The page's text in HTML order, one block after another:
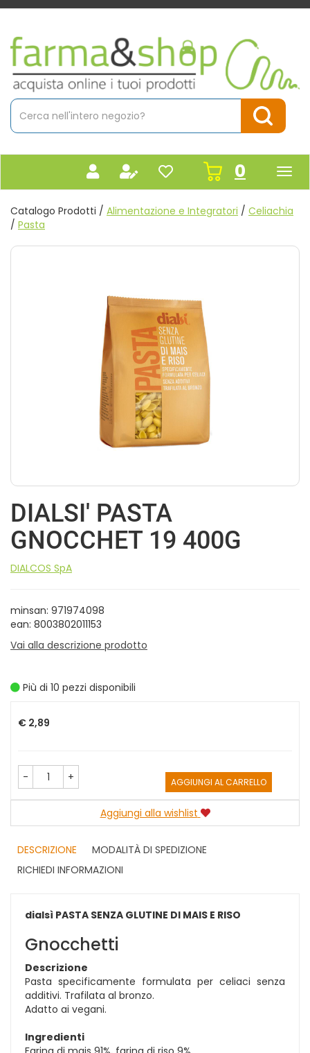
Passa
contenuto
principale
Farmacia
Massaro
Cerca
Prodotto
Cerca
0inseriti
Catalogo Prodotti / Alimentazione e Integratori / Celiachia
/ Pasta
DIALSI' PASTA
GNOCCHET 19 400G
DIALCOS SpA
minsan: 971974098
ean: 8003802011153
Vai alla descrizione prodotto
Più di 10 pezzi disponibili
€ 2,89
- + AGGIUNGI AL CARRELLO
Aggiungi alla wishlist
DESCRIZIONE
MODALITÀ DI SPEDIZIONE
RICHIEDI INFORMAZIONI
dialsì PASTA SENZA GLUTINE DI MAIS E RISO
Gnocchetti
Descrizione
Pasta specificamente formulata per celiaci senza
additivi. Trafilata al bronzo.
Adatto ai vegani.
Ingredienti